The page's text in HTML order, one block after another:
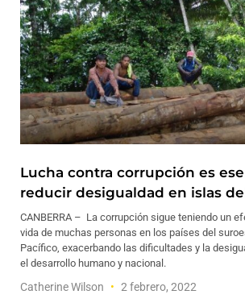
Lucha contra corrupción es
reducir desigualdad en islas
CANBERRA – La corrupción sigue teniendo un
vida de muchas personas en los países del
Pacífico, exacerbando las dificultades y la
el desarrollo humano y nacional.
Catherine Wilson 2 febrero, 2022